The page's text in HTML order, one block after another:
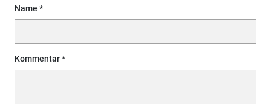
Name
Kommentar